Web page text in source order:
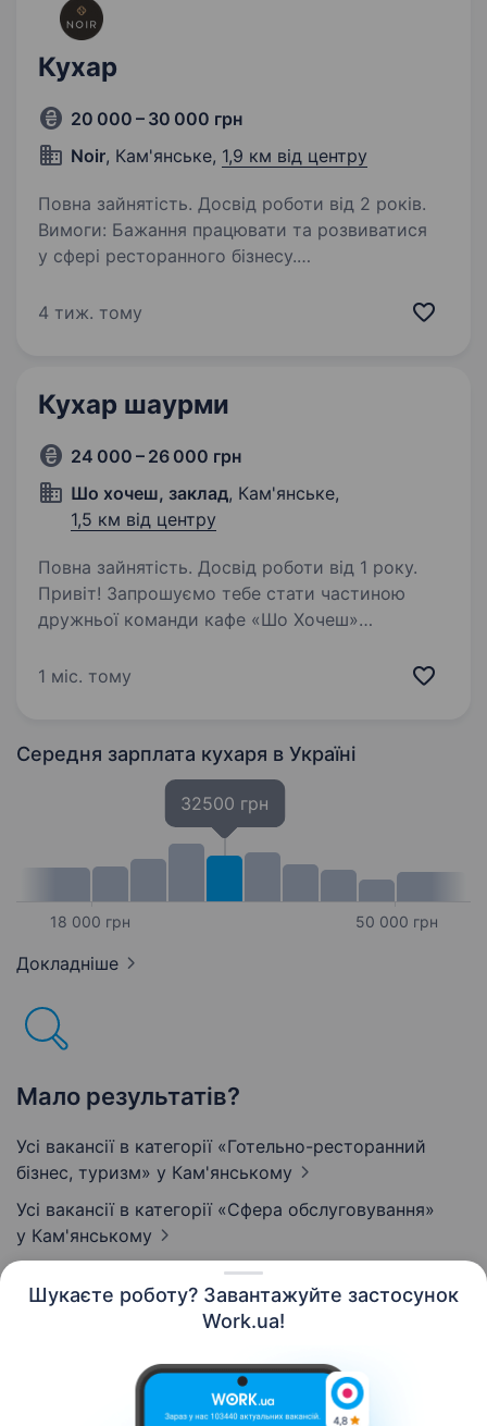
Шукаєте роботу? Завантажуйте застосунок
Work.ua!
Кухар
20 000 – 30 000 грн
Noir, Кам'янське, 1,9 км від центру
Повна зайнятість. Досвід роботи від 2 років.
Вимоги: Бажання працювати та розвиватися
у сфері ресторанного бізнесу.
та дисциплінованість. Вміння працювати
4 тиж. тому
Кухар шаурми
24 000 – 26 000 грн
Шо хочеш, заклад, Кам'янське,
1,5 км від центру
Повна зайнятість. Досвід роботи від 1 року.
Привіт! Запрошуємо тебе стати частиною
дружньої команди кафе «Шо Хочеш»
ти любиш готувати смачні бургери, шаурму,
1 міс. тому
Середня зарплата кухаря в Україні
18 000 грн
32500 грн
50 000 грн
Докладніше
Мало результатів?
Усі вакансії в категорії «Готельно-ресторанний
бізнес, туризм» у Кам'янському
Усі вакансії в категорії «Сфера обслуговування»
у Кам'янському